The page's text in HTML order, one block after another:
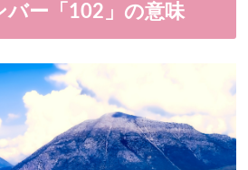
バー「102」の意味